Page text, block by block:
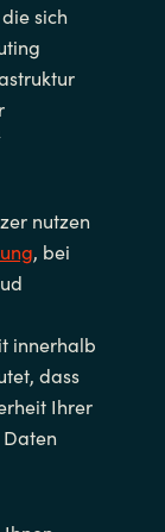
sich
nutzen
, bei
innerhalb
dass
Ihrer